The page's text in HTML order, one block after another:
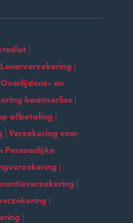
|
|
en
baanverlies |
afbetaling |
| Verzekering voor
Persoonlijke
|
|
|
|